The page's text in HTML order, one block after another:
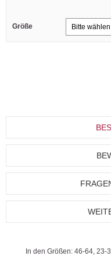
Größe
In den Größen: 46-64, 23-